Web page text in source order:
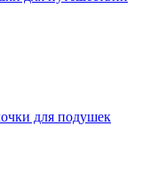
для подушек